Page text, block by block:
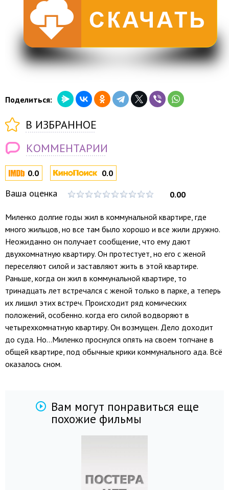
0.0 0.0
Ваша оценка 0.00
Миленко долгие годы жил в коммунальной квартире, где
много жильцов, но все там было хорошо и все жили дружно.
Неожиданно он получает сообщение, что ему дают
двухкомнатную квартиру. Он протестует, но его с женой
переселяют силой и заставляют жить в этой квартире.
Раньше, когда он жил в коммунальной квартире, то
тринадцать лет встречался с женой только в парке, а теперь
их лишил этих встреч. Происходит ряд комических
положений, особенно. когда его силой водворяют в
четырехкомнатную квартиру. Он возмущен. Дело доходит
до суда. Но...Миленко проснулся опять на своем топчане в
общей квартире, под обычные крики коммунального ада. Всё
оказалось сном.
Поделиться:
В ИЗБРАННОЕ
КОММЕНТАРИИ
Вам могут понравиться еще
похожие фильмы